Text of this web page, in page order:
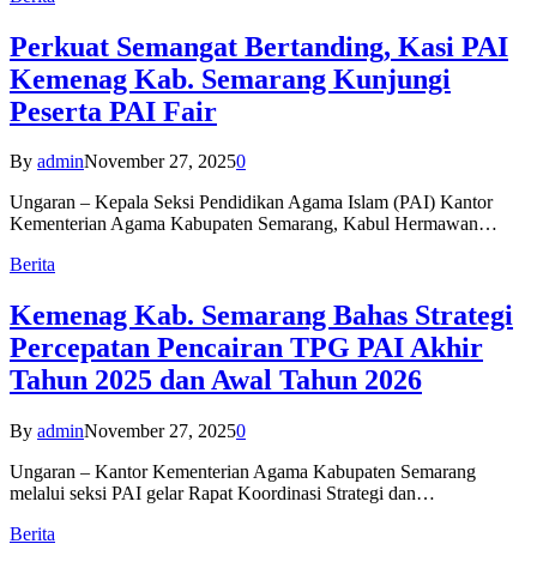
Perkuat Semangat Bertanding, Kasi PAI
Kemenag Kab. Semarang Kunjungi
Peserta PAI Fair
By adminNovember 27, 20250
Ungaran – Kepala Seksi Pendidikan Agama Islam (PAI) Kantor
Kementerian Agama Kabupaten Semarang, Kabul Hermawan…
Berita
Kemenag Kab. Semarang Bahas Strategi
Percepatan Pencairan TPG PAI Akhir
Tahun 2025 dan Awal Tahun 2026
By adminNovember 27, 20250
Ungaran – Kantor Kementerian Agama Kabupaten Semarang
melalui seksi PAI gelar Rapat Koordinasi Strategi dan…
Berita